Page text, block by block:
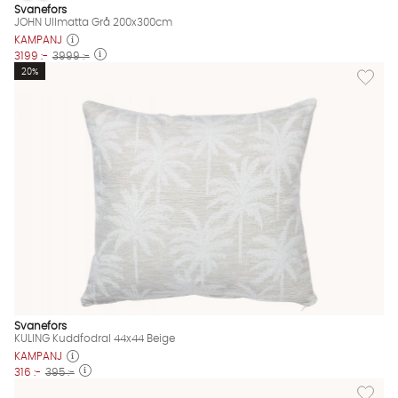
Svanefors
JOHN Ullmatta Grå 200x300cm
KAMPANJ
3199 :- 3999 :-
Lägg
20%
Svanefors
KULING Kuddfodral 44x44 Beige
KAMPANJ
316 :- 395 :-
Lägg